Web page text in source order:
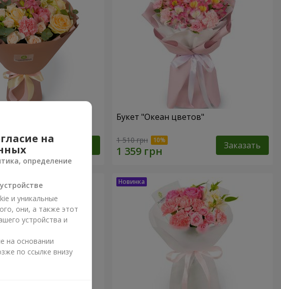
Букет "Океан цветов"
1 510 грн Заказать
на
определение
и уникальные
они, а также этот
устройства и
на основании
по ссылке внизу